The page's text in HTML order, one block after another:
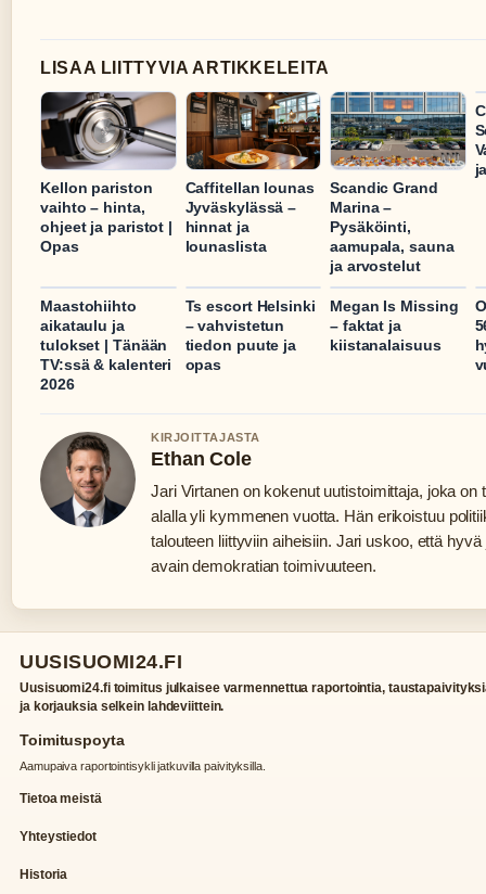
LISAA LIITTYVIA ARTIKKELEITA
Kellon pariston
vaihto – hinta,
ohjeet ja paristot |
Opas
Caffitellan lounas
Jyväskylässä –
hinnat ja
lounaslista
Scandic Grand
Marina –
Pysäköinti,
aamupala, sauna
ja arvostelut
Maastohiihto
aikataulu ja
tulokset | Tänään
TV:ssä & kalenteri
2026
Ts escort Helsinki
– vahvistetun
tiedon puute ja
opas
Megan Is Missing
– faktat ja
kiistanalaisuus
KIRJOITTAJASTA
Ethan Cole
Jari Virtanen on kokenut uutistoimittaja, joka on
alalla yli kymmenen vuotta. Hän erikoistuu
talouteen liittyviin aiheisiin. Jari uskoo, että
avain demokratian toimivuuteen.
UUSISUOMI24.FI
Uusisuomi24.fi toimitus julkaisee varmennettua raportointia,
ja korjauksia selkein lahdeviittein.
Toimituspoyta
Aamupaiva raportointisykli jatkuvilla paivityksilla.
Tietoa meistä
Yhteystiedot
Historia